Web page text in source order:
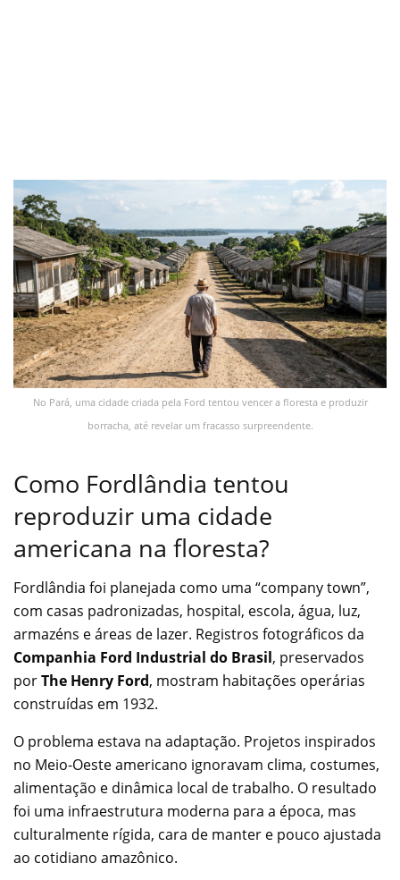
No Pará, uma cidade criada pela Ford tentou vencer a floresta e produzir
borracha, até revelar um fracasso surpreendente.
Como Fordlândia tentou
reproduzir uma cidade
americana na floresta?
Fordlândia foi planejada como uma “company town”,
com casas padronizadas, hospital, escola, água, luz,
armazéns e áreas de lazer. Registros fotográficos da
Companhia Ford Industrial do Brasil, preservados
porThe Henry Ford, mostram habitações operárias
construídas em 1932.
O problema estava na adaptação. Projetos inspirados
no Meio-Oeste americano ignoravam clima, costumes,
alimentação e dinâmica local de trabalho. O resultado
foi uma infraestrutura moderna para a época, mas
culturalmente rígida, cara de manter e pouco ajustada
ao cotidiano amazônico.